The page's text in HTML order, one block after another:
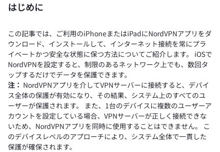
はじめに
この記事では、ご利用のiPhoneまたはiPadにNordVPNアプリをダ
ウンロード、インストールして、インターネット接続を常にプラ
イベートかつ安全な状態に保つ方法についてご紹介します。 iOSで
NordVPNを設定すると、制限のあるネットワーク上でも、数回タ
ップするだけでデータを保護できます。
注： NordVPNアプリを介してVPNサーバーに接続すると、デバイ
ス全体の保護が有効になり、その結果、システム上のすべてのユ
ーザーが保護されます。 また、1台のデバイスに複数のユーザーア
カウントを設定している場合、VPNサーバーが正しく接続できな
いため、NordVPNアプリを同時に使用することはできません。 こ
のデバイスレベルのアプローチにより、システム全体で一貫した
保護が確保されます。